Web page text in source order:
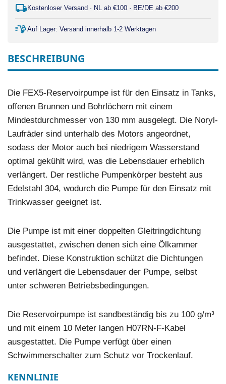
Kostenloser Versand · NL ab €100 · BE/DE ab €200
Auf Lager: Versand innerhalb 1-2 Werktagen
BESCHREIBUNG
Die FEX5-Reservoirpumpe ist für den Einsatz in Tanks,
offenen Brunnen und Bohrlöchern mit einem
Mindestdurchmesser von 130 mm ausgelegt. Die Noryl-
Laufräder sind unterhalb des Motors angeordnet,
sodass der Motor auch bei niedrigem Wasserstand
optimal gekühlt wird, was die Lebensdauer erheblich
verlängert. Der restliche Pumpenkörper besteht aus
Edelstahl 304, wodurch die Pumpe für den Einsatz mit
Trinkwasser geeignet ist.
Die Pumpe ist mit einer doppelten Gleitringdichtung
ausgestattet, zwischen denen sich eine Ölkammer
befindet. Diese Konstruktion schützt die Dichtungen
und verlängert die Lebensdauer der Pumpe, selbst
unter schweren Betriebsbedingungen.
Die Reservoirpumpe ist sandbeständig bis zu 100 g/m³
und mit einem 10 Meter langen H07RN-F-Kabel
ausgestattet. Die Pumpe verfügt über einen
Schwimmerschalter zum Schutz vor Trockenlauf.
KENNLINIE